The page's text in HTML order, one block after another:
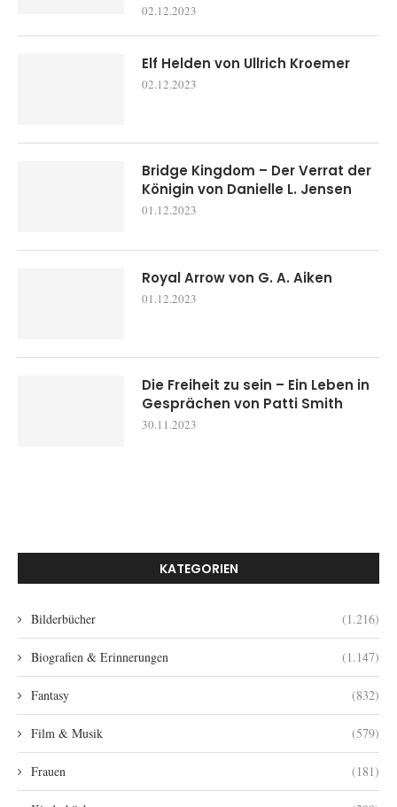
02.12.2023
Elf Helden von Ullrich Kroemer
02.12.2023
Bridge Kingdom – Der Verrat der
Königin von Danielle L. Jensen
01.12.2023
Royal Arrow von G. A. Aiken
01.12.2023
Die Freiheit zu sein – Ein Leben in
Gesprächen von Patti Smith
30.11.2023
KATEGORIEN
Bilderbücher (1.216)
Biografien & Erinnerungen (1.147)
Fantasy (832)
Film & Musik (579)
Frauen (181)